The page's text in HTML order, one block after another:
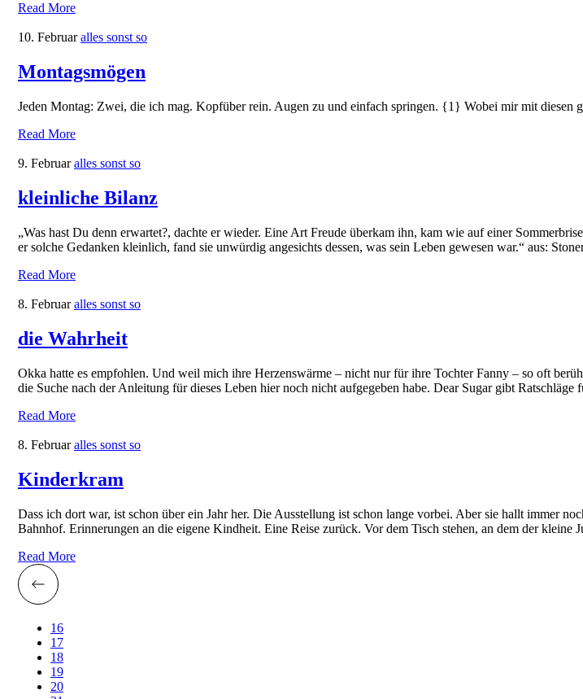
Read More
10. Februar alles sonst so
Montagsmögen
Jeden Montag: Zwei, die ich mag. Kopfüber rein. Augen zu und einfach springen. {1} Wobei mir mit diesen
Read More
9. Februar alles sonst so
kleinliche Bilanz
„Was hast Du denn erwartet?, dachte er wieder. Eine Art Freude überkam ihn, kam wie auf einer
er solche Gedanken kleinlich, fand sie unwürdig angesichts dessen, was sein Leben gewesen war.“ aus:
Read More
8. Februar alles sonst so
die Wahrheit
Okka hatte es empfohlen. Und weil mich ihre Herzenswärme – nicht nur für ihre Tochter Fanny – so oft
die Suche nach der Anleitung für dieses Leben hier noch nicht aufgegeben habe. Dear Sugar gibt
Read More
8. Februar alles sonst so
Kinderkram
Dass ich dort war, ist schon über ein Jahr her. Die Ausstellung ist schon lange vorbei. Aber sie hallt immer
Bahnhof. Erinnerungen an die eigene Kindheit. Eine Reise zurück. Vor dem Tisch stehen, an dem der kleine
Read More
16
17
18
19
20